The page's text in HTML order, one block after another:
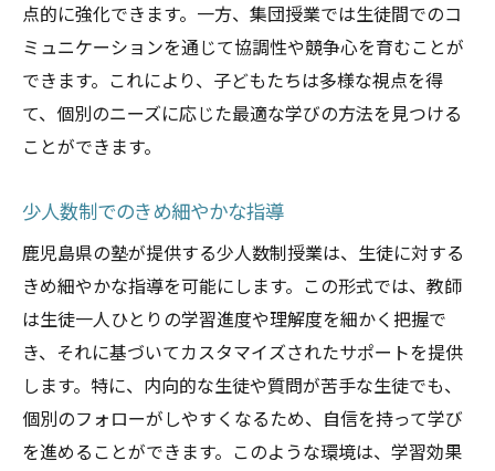
点的に強化できます。一方、集団授業では生徒間でのコ
ミュニケーションを通じて協調性や競争心を育むことが
できます。これにより、子どもたちは多様な視点を得
て、個別のニーズに応じた最適な学びの方法を見つける
ことができます。
少人数制でのきめ細やかな指導
鹿児島県の塾が提供する少人数制授業は、生徒に対する
きめ細やかな指導を可能にします。この形式では、教師
は生徒一人ひとりの学習進度や理解度を細かく把握で
き、それに基づいてカスタマイズされたサポートを提供
します。特に、内向的な生徒や質問が苦手な生徒でも、
個別のフォローがしやすくなるため、自信を持って学び
を進めることができます。このような環境は、学習効果